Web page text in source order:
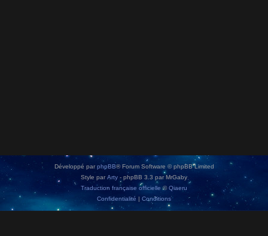
Développé par phpBB® Forum Software © phpBB Limited
Style parArty - phpBB 3.3 par MrGaby
Traduction française officielle ©Qiaeru
Confidentialité | Conditions